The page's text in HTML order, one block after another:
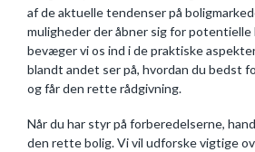
af de aktuelle tendenser på
muligheder der åbner sig for potentielle
bevæger vi os ind i de praktiske
blandt andet ser på, hvordan du bedst
og får den rette rådgivning.
Når du har styr på forberedelserne,
den rette bolig. Vi vil udforske vigtige